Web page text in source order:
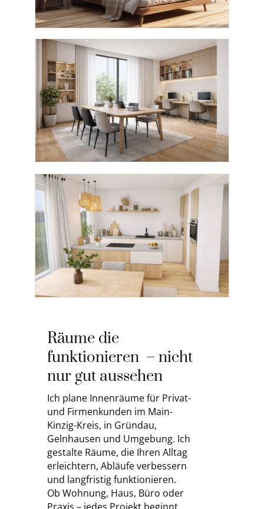
Räume die
funktionieren – nicht
nur gut aussehen
Ich plane Innenräume für Privat-
und Firmenkunden im Main-
Kinzig-Kreis, in Gründau,
Gelnhausen und Umgebung. Ich
gestalte Räume, die Ihren Alltag
erleichtern, Abläufe verbessern
und langfristig funktionieren.
Ob Wohnung, Haus, Büro oder